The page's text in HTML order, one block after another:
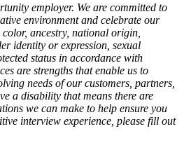
employer. We are committed to
environment and celebrate our
ancestry, national origin,
identity or expression, sexual
status in accordance with
are strengths that enable us to
needs of our customers, partners,
a disability that means there are
we can make to help ensure you
interview experience, please fill out